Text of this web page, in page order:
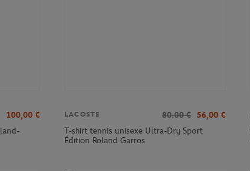
100,00 €
LACOSTE 80.00 € 56,00 €
T-shirt tennis unisexe Ultra-Dry Sport
Édition Roland Garros